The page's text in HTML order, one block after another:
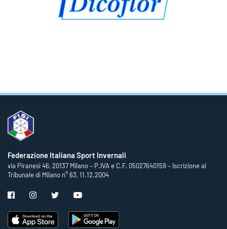
Federazione Italiana Sport Invernali
via Piranesi 46, 20137 Milano – P.IVA e C.F. 05027640159 – Iscrizione al
Tribunale di Milano n° 63, 11.12.2004